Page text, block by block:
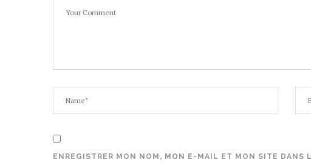
ENREGISTRER MON NOM, MON E-MAIL ET MON SITE DANS